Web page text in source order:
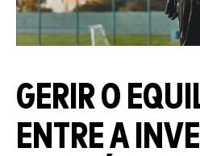
GERIR O
ENTRE A